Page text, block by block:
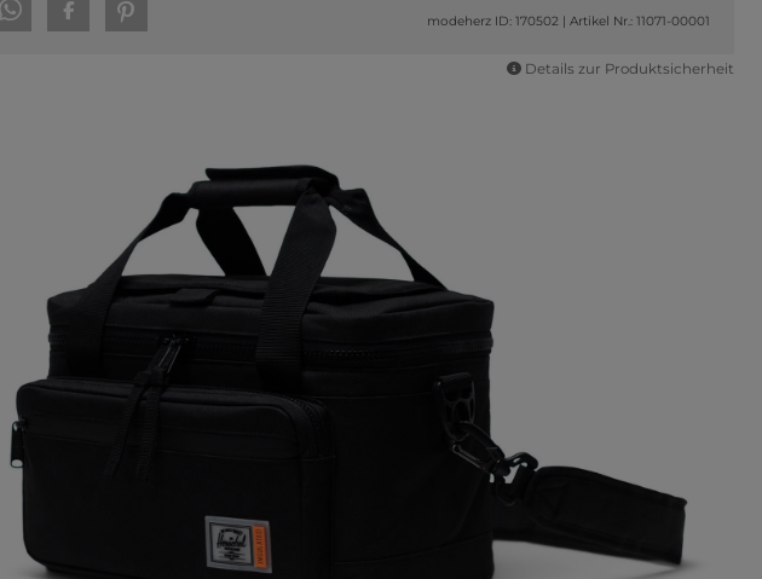
modeherz ID: 170502 |Artikel Nr.: 11071-00001
Details zur Produktsicherheit